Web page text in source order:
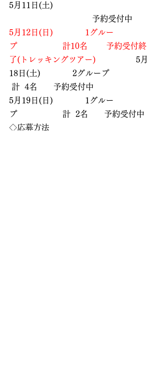
5月11日(土)
予約受付中
5月12日(日)　　　　1グルー
プ　　　　　  計10名　　 予約受付終
了(トレッキングツアー)
5月
18日(土)　　　　2グループ
計  4名　　予約受付中
5月19日(日)　　　　1グルー
プ　　　　　  計  2名　　予約受付中
◇応募方法